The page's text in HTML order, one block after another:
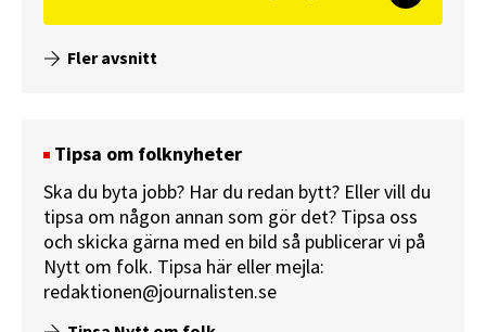
Fler avsnitt
Tipsa om folknyheter
Ska du byta jobb? Har du redan bytt? Eller vill du
tipsa om någon annan som gör det? Tipsa oss
och skicka gärna med en bild så publicerar vi på
Nytt om folk. Tipsa här eller mejla:
redaktionen@journalisten.se